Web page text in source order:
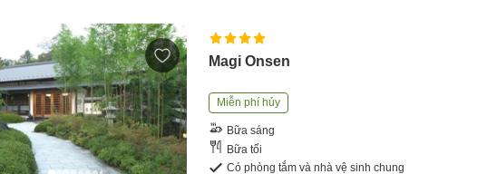
Magi Onsen
Miễn phí hủy
Bữa sáng
Bữa tối
Có phòng tắm và nhà vệ sinh chung